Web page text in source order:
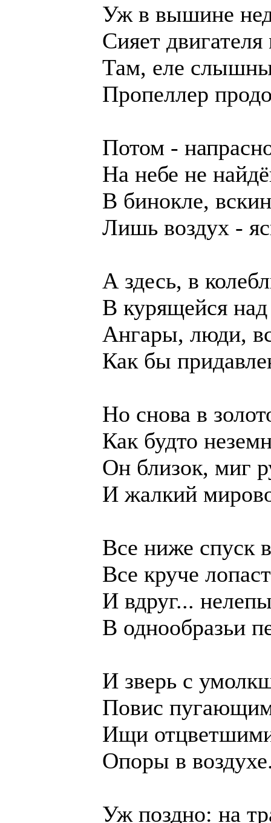
Уж в вышине
Сияет
Там, еле
Пропеллер
Потом -
На небе не
В бинокле,
Лишь воздух -
А здесь, в
В курящейся
Ангары, люди,
Как бы
Но снова в
Как будто
Он близок, миг
И жалкий
Все ниже спуск
Все круче
И вдруг...
В однообразьи
И зверь с
Повис
Ищи
Опоры в
Уж поздно: на